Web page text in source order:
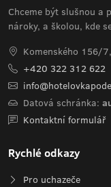
Chceme být slušnou a
nároky, a školou, kde
Komenského 156/
+420 322 312 622
Datová schránka:
Kontaktní formulář
Rychlé odkazy
Pro uchazeče